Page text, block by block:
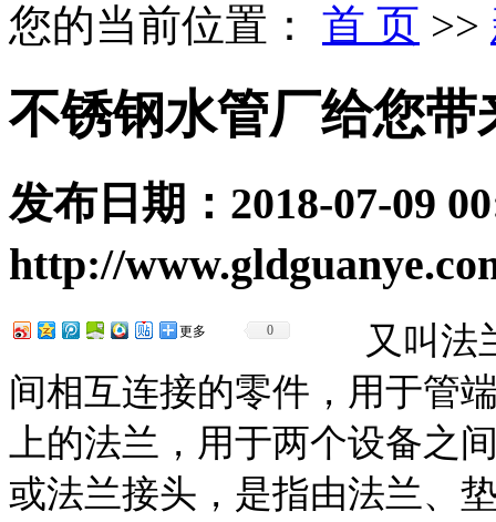
您的当前位置： 首 页 >>
不锈钢水管厂给您带
发布日期： 2018-07-09
http://
更多 0
又叫法兰
间相互连接的零件，用于管
上的法兰，用于两个设备之
或法兰接头，是指由法兰、